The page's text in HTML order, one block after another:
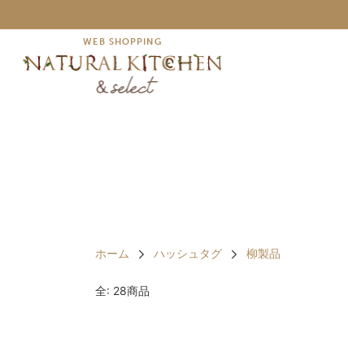
WEB SHOPPING
ホーム ハッシュタグ 柳製品
全: 28商品